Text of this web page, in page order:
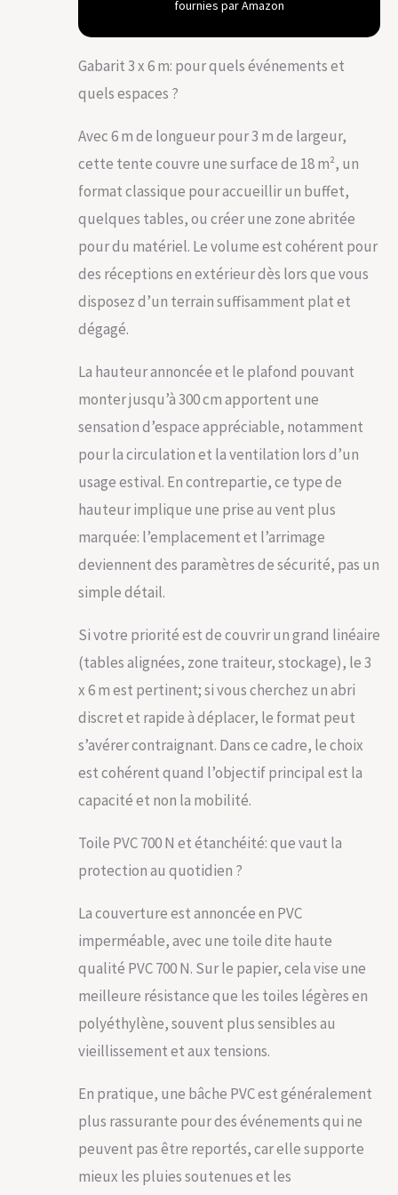
régulation de la température ambiante.
galvanisé de env. 38mm de diamètre et
des raccords de env. 42mm de
diamètre sont utilisés. Assemblage
résistance aux charges et facilité de
montage. PRÊT A MONTER –
au sol avec des sardines/piquets et
des cordes d'haubanage. Montage
rapide grace à une notice de montage
simple et la une numérotation des
tubes. EN BREF: Tente de réception,
inclus: construction métallique en
acier, toile de toit, toile de côtés,
pignon d'entrée avec porte à
et notice de montage.
fournies par Amazon
Gabarit 3 x 6 m: pour quels événements et
quels espaces ?
Avec 6 m de longueur pour 3 m de largeur,
cette tente couvre une surface de 18 m², un
format classique pour accueillir un buffet,
quelques tables, ou créer une zone abritée
pour du matériel. Le volume est cohérent pour
des réceptions en extérieur dès lors que vous
disposez d’un terrain suffisamment plat et
dégagé.
La hauteur annoncée et le plafond pouvant
monter jusqu’à 300 cm apportent une
sensation d’espace appréciable, notamment
pour la circulation et la ventilation lors d’un
usage estival. En contrepartie, ce type de
hauteur implique une prise au vent plus
marquée: l’emplacement et l’arrimage
deviennent des paramètres de sécurité, pas un
simple détail.
Si votre priorité est de couvrir un grand linéaire
(tables alignées, zone traiteur, stockage), le 3
x 6 m est pertinent; si vous cherchez un abri
discret et rapide à déplacer, le format peut
s’avérer contraignant. Dans ce cadre, le choix
est cohérent quand l’objectif principal est la
capacité et non la mobilité.
Toile PVC 700 N et étanchéité: que vaut la
protection au quotidien ?
La couverture est annoncée en PVC
imperméable, avec une toile dite haute
qualité PVC 700 N. Sur le papier, cela vise une
meilleure résistance que les toiles légères en
polyéthylène, souvent plus sensibles au
vieillissement et aux tensions.
En pratique, une bâche PVC est généralement
plus rassurante pour des événements qui ne
peuvent pas être reportés, car elle supporte
mieux les pluies soutenues et les